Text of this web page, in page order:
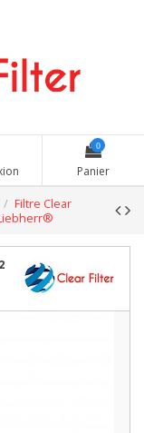
0
Panier
Filtre Clear